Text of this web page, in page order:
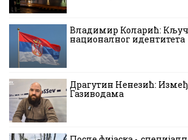
Владимир Коларић:
националног идентитета
Драгутин Ненезић:
Газиводама